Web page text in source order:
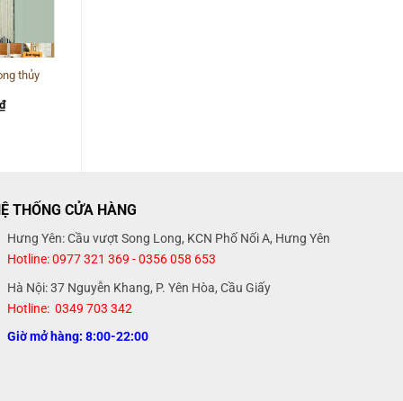
thủy
THỐNG CỬA HÀNG
Hưng Yên: Cầu vượt Song Long, KCN Phố Nối A, Hưng Yên
Hotline: 0977 321 369 - 0356 058 653
Hà Nội: 37 Nguyễn Khang, P. Yên Hòa, Cầu Giấy
Hotline: 0349 703 342
Giờ mở hàng: 8:00-22:00